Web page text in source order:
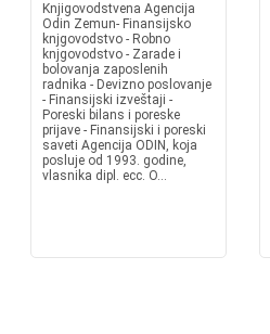
Knjigovodstvena Agencija
Odin Zemun- Finansijsko
knjgovodstvo - Robno
knjgovodstvo - Zarade i
bolovanja zaposlenih
radnika - Devizno poslovanje
- Finansijski izveštaji -
Poreski bilans i poreske
prijave - Finansijski i poreski
saveti Agencija ODIN, koja
posluje od 1993. godine,
vlasnika dipl. ecc. O...